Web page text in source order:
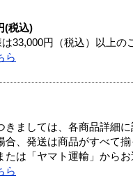
(税込)
33,000円（税込）以上の
ら
ましては、各商品詳細
、発送は商品がすべて揃
は「ヤマト運輸」から
ら